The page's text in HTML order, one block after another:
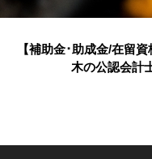
【補助金･助成金/在留
木の公認会計